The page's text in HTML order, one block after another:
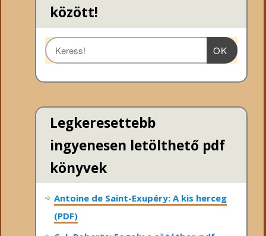
között!
OK
Legkeresettebb
ingyenesen letölthető pdf
könyvek
Antoine de Saint-Exupéry: A kis herceg
(PDF)